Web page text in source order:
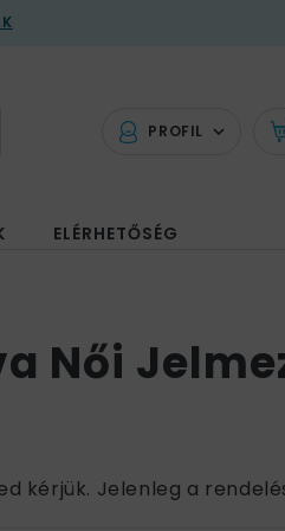
PROFIL
ELÉRHETŐSÉG
Női
kérjük. Jelenleg a